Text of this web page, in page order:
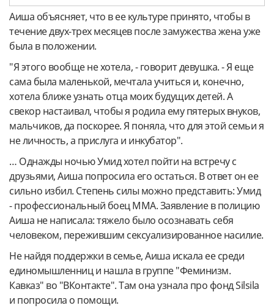
Аиша объясняет, что в ее культуре принято, чтобы в
течение двух-трех месяцев после замужества жена уже
была в положении.
"Я этого вообще не хотела, - говорит девушка. - Я еще
сама была маленькой, мечтала учиться и, конечно,
хотела ближе узнать отца моих будущих детей. А
свекор настаивал, чтобы я родила ему пятерых внуков,
мальчиков, да поскорее. Я поняла, что для этой семьи я
не личность, а прислуга и инкубатор".
… Однажды ночью Умид хотел пойти на встречу с
друзьями, Аиша попросила его остаться. В ответ он ее
сильно избил. Степень силы можно представить: Умид
- профессиональный боец ММА. Заявление в полицию
Аиша не написала: тяжело было осознавать себя
человеком, пережившим сексуализированное насилие.
Не найдя поддержки в семье, Аиша искала ее среди
единомышленниц и нашла в группе "Феминизм.
Кавказ" во "ВКонтакте". Там она узнала про фонд Silsila
и попросила о помощи.